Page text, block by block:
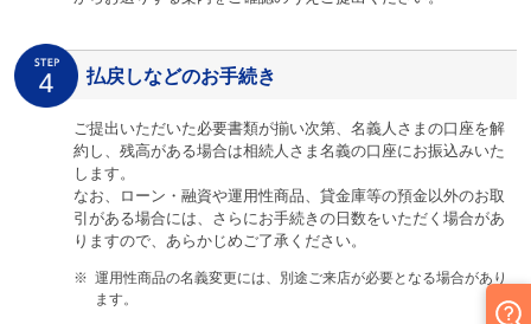
払戻しなどのお手続き
ご提出いただいた必要書類が揃い次第、名義人さまの口座を解
約し、残高がある場合は相続人さま名義の口座にお振込みいた
します。
なお、ローン・融資や運用性商品、貸金庫等の預金以外のお取
引がある場合には、さらにお手続きの日数をいただく場合があ
りますので、あらかじめご了承ください。
※ 運用性商品の名義変更には、別途ご来店が必要となる場合があり
ます。